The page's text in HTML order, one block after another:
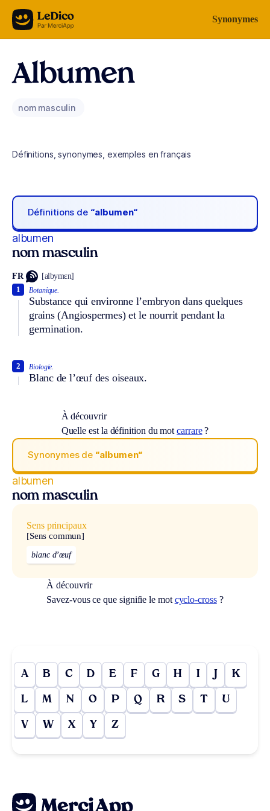
Aller au contenu Synonymes
Albumen
nom masculin
Définitions, synonymes, exemples en français
Définitions de “albumen“
albumen
nom masculin
FR [albymɛn]
Botanique.
Substance qui environne l’embryon dans quelques
grains (Angiospermes) et le nourrit pendant la
germination.
1
Biologie.
Blanc de l’œuf des oiseaux.
2
À découvrir
Quelle est la définition du motcarrare?
Synonymes de “albumen“
albumen
nom masculin
Sens principaux
[Sens commun]
blanc d’œuf
À découvrir
Savez-vous ce que signifie le mot cyclo-cross?
A B C D E F G H I J K
L M N O P Q R S T U
V W X Y Z